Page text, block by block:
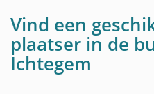
Vind een
plaatser in de
Ichtegem